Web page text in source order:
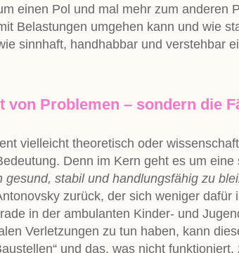
einen Pol und mal mehr zum anderen
Belastungen umgehen kann und wie
sinnhaft, handhabbar und verstehbar
von Problemen – sondern die
vielleicht theoretisch oder
Denn im Kern geht es um
stabil und handlungsfähig zu
zurück, der sich weniger
in der ambulanten Kinder- und
Verletzungen zu tun haben, kann
und das, was nicht